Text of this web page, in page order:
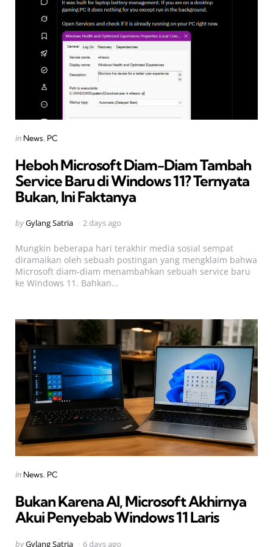
Categories
Posted
in News PC
Heboh Microsoft Diam-Diam Tambah
Service Baru di Windows 11? Ternyata
Bukan, Ini Faktanya
Posted
byGylang Satria 2 days ago
Mungkin beberapa hari terakhir media sosial sempat
diramaikan oleh sebuah postingan yang mengklaim bahwa
Microsoft diam-diam menambahkan sebuah service baru
ke Windows 11. Bahkan...
Categories
Posted
in News PC
Bukan Karena AI, Microsoft Akhirnya
Akui Penyebab Windows 11 Laris
Posted
byGylang Satria 6 days ago